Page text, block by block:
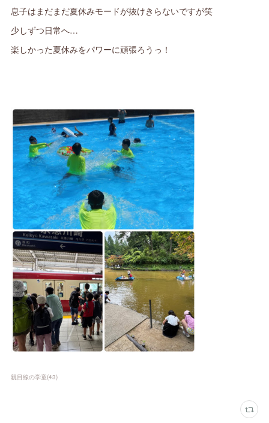
息子はまだまだ夏休みモードが抜けきらないですが笑
少しずつ日常へ…
楽しかった夏休みをパワーに頑張ろうっ！
親目線の学童(43)